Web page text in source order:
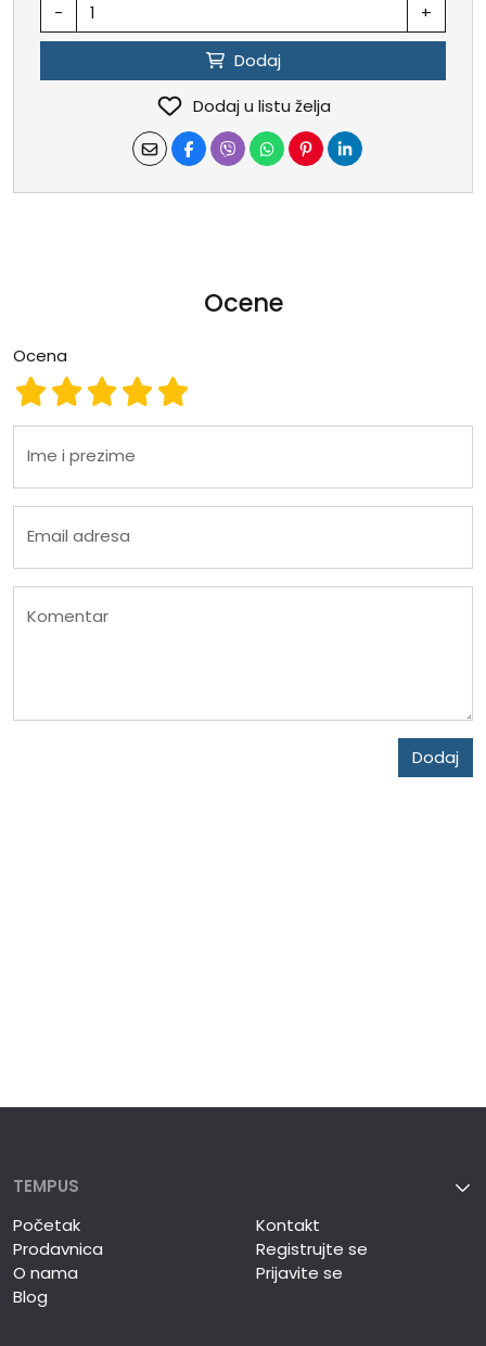
- +
Dodaj
Dodaj u listu želja
Ocene
Ocena
Ocena 5
Ocena 4
Ocena 3
Ocena 2
Ocena 1
Ime i prezime
Email adresa
Komentar
Dodaj
TEMPUS
Početak
Prodavnica
O nama
Blog
Kontakt
Registrujte se
Prijavite se